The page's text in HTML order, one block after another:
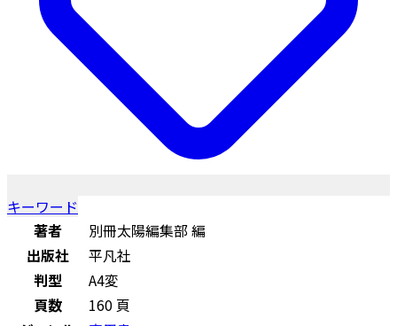
キーワード
著者
別冊太陽編集部 編
出版社
平凡社
判型
A4変
頁数
160 頁